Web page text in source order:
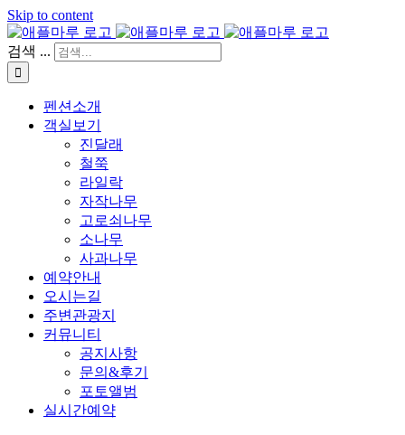
Skip to content
검색 ...
펜션소개
객실보기
진달래
철쭉
라일락
자작나무
고로쇠나무
소나무
사과나무
예약안내
오시는길
주변관광지
커뮤니티
공지사항
문의&후기
포토앨범
실시간예약